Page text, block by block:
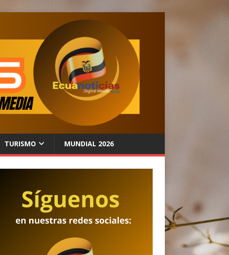
TURISMO MUNDIAL 2026